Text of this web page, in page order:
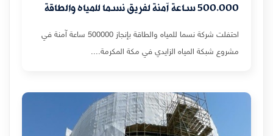
500.000 ساعة آمنة لفريق نسما للمياه والطاقة
احتفلت شركة نسما للمياه والطاقة بإنجاز 500000 ساعة آمنة في
مشروع شبكة المياه الزايدي في مكة المكرمة....